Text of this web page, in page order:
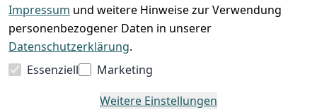
Impressum und weitere Hinweise zur Verwendung
personenbezogener Daten in unserer
Datenschutzerklärung.
Essenziell
Marketing
Weitere Einstellungen
VORKASSE RECHNUNG
Alle Preise verstehen sich inkl. gesetzl. MwSt. und zzgl.